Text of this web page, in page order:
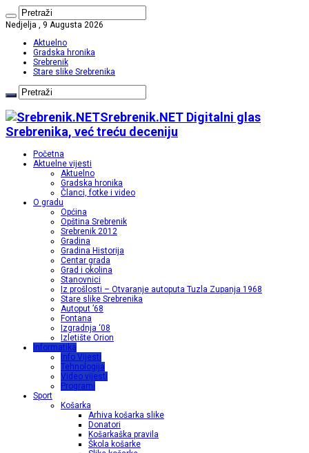
Nedjelja , 9 Augusta 2026
Aktuelno
Gradska hronika
Srebrenik
Stare slike Srebrenika
Srebrenik.NET Digitalni glas
Srebrenika, već treću deceniju
Početna
Aktuelne vijesti
Aktuelno
Gradska hronika
Članci, fotke i video
O gradu
Općina
Opština Srebrenik
Srebrenik 2012
Gradina
Gradina Historija
Centar grada
Grad i okolina
Stanovnici
Iz prošlosti – Otvaranje autoputa Tuzla Zupanja 1968
Stare slike Srebrenika
Autoput ’68
Fontana
Izgradnja ‘08
Izletište Orion
Informatika
Info Vijesti
Tehnologija
Video vijesti
Programi
Sport
Košarka
Arhiva košarka slike
Donatori
Košarkaška pravila
Škola košarke